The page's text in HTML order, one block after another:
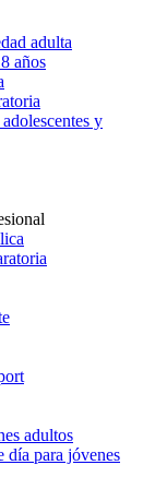
adulta
años
y
adultos
día para jóvenes